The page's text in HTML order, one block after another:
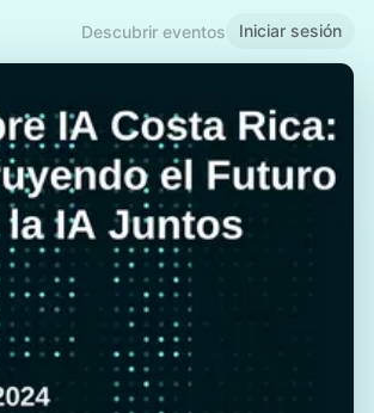
Descubrir eventos Iniciar sesión